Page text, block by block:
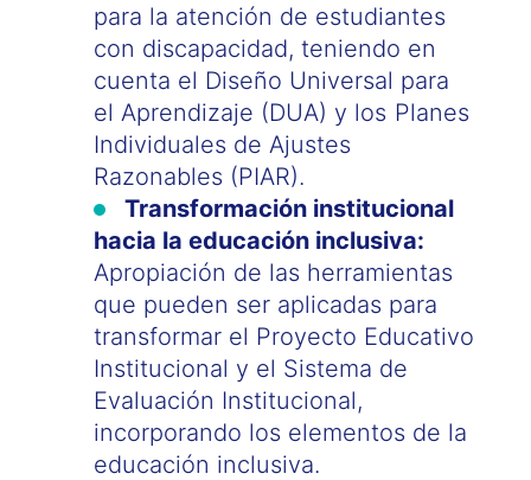
para la atención de estudiantes
con discapacidad, teniendo en
cuenta el Diseño Universal para
el Aprendizaje (DUA) y los Planes
Individuales de Ajustes
Razonables (PIAR).
Transformación institucional
hacia la educación inclusiva:
Apropiación de las herramientas
que pueden ser aplicadas para
transformar el Proyecto Educativo
Institucional y el Sistema de
Evaluación Institucional,
incorporando los elementos de la
educación inclusiva.